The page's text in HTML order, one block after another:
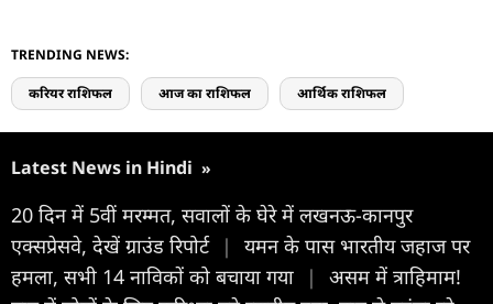
TRENDING NEWS:
करियर राशिफल आज का राशिफल आर्थिक राशिफल
Latest News in Hindi »
20 दिन में 5वीं मरम्मत, सवालों के घेरे में लखनऊ-कानपुर
एक्सप्रेसवे, देखें ग्राउंड रिपोर्ट |
यमन के पास भारतीय जहाज पर
हमला, सभी 14 नाविकों को बचाया गया
|
असम में त्राहिमाम!